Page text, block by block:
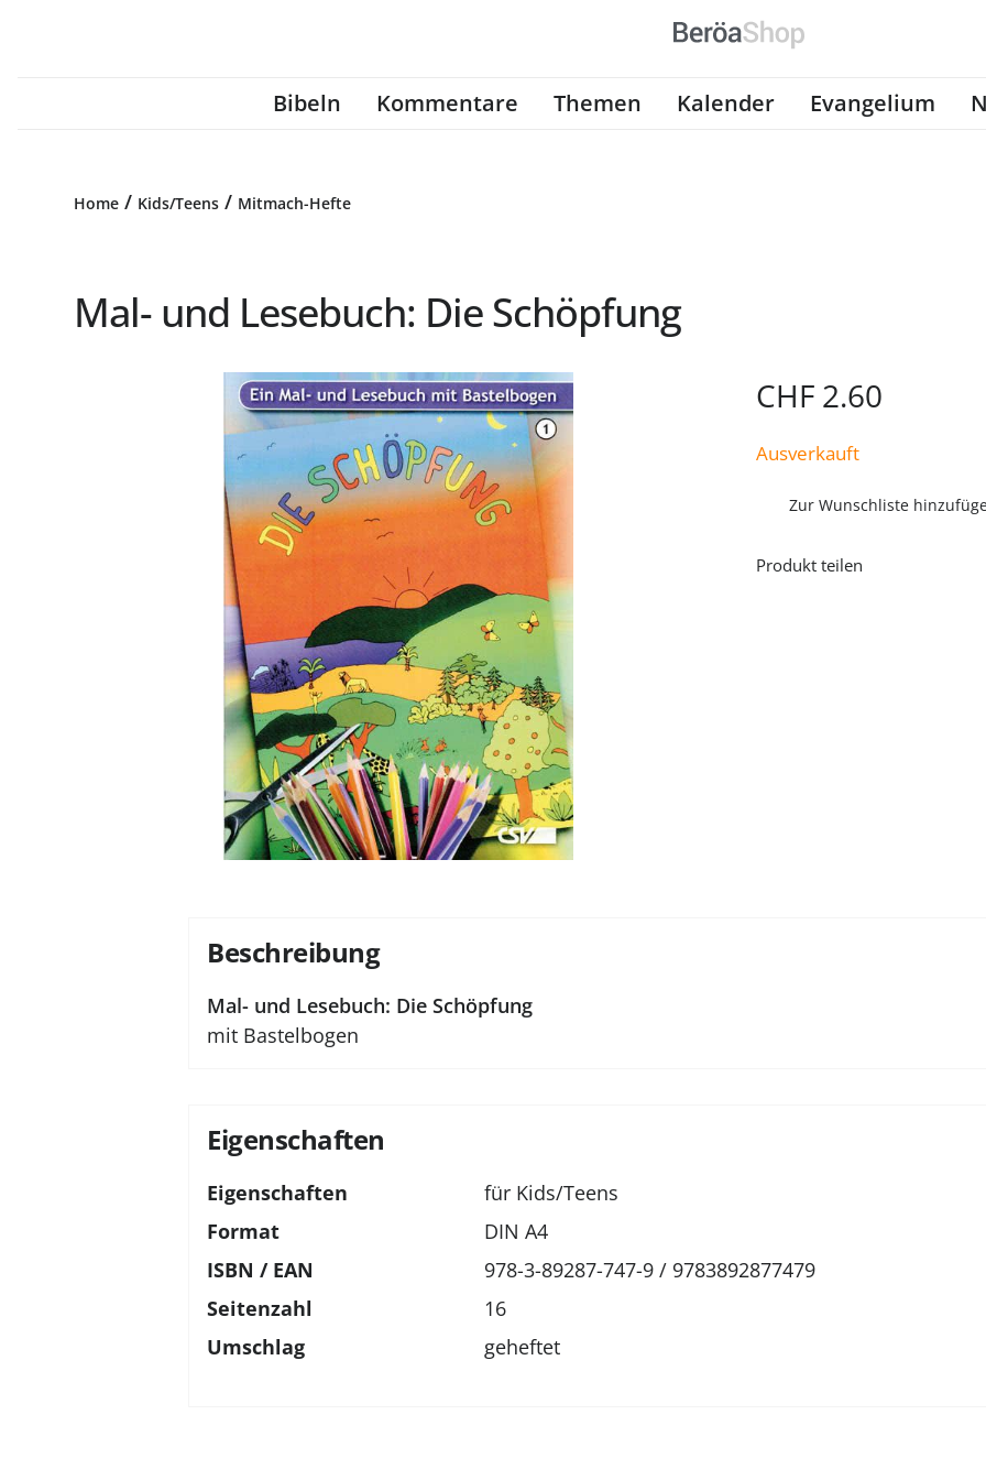
Bibeln Kommentare Themen Kalender Evangelium
Home / Kids/Teens / Mitmach-Hefte
Mal- und Lesebuch: Die Schöpfung
CHF 2.60
Ausverkauft
Zur Wunschliste
Produkt teilen
Beschreibung
Mal- und Lesebuch: Die Schöpfung
mit Bastelbogen
Eigenschaften
Eigenschaften
für Kids/Teens
Format
DIN A4
ISBN / EAN
978-3-89287-747-9 / 9783892877479
Seitenzahl
16
Umschlag
geheftet